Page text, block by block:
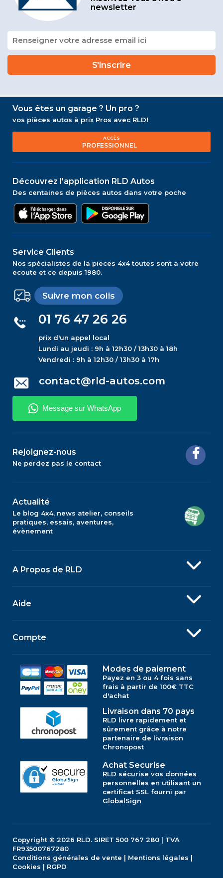
newsletter
Vous êtes un garage ? Un pro ?
vos pièces autos à prix Pros avec RLD!
ACCÈS
PROFESSIONNEL
Découvrez l'application RLD Autos
Des centaines de pièces autos dans votre poche
Service Clients
Nos spécialistes de la pieces 4x4 toutes sont a votre
ecoute et ce depuis 1980.
Suivre mon colis
01 76 47 26 26
prix d'un appel local
Lundi au jeudi : 9h à 12h30 / 13h30 à 18h
Vendredi : 9h à 12h30 / 13h30 à 17h
contact@rld-autos.com
Rejoignez-nous
Ne perdez pas le contact
Actualité
Le blog 4x4, news atelier, conseils
pratiques, essais, aventures,
évènement
A Propos de RLD
Aide
Compte
Modes de paiement
Payez en 3 ou 4 fois sans
frais à partir de 100€ TTC
d'achat
Livraison dans 70 pays
RLD livre rapidement et
sûrement grâce à notre
partenaire de livraison
Chronopost
Achat Securise
RLD sécurise vos données
personnelles en utilisant un
certificat SSL fourni par
GlobalSign
Copyright © 2026 RLD. SIRET 500 767 280 | TVA
FR93500767280
Conditions générales de vente | Mentions légales |
Cookies | RGPD